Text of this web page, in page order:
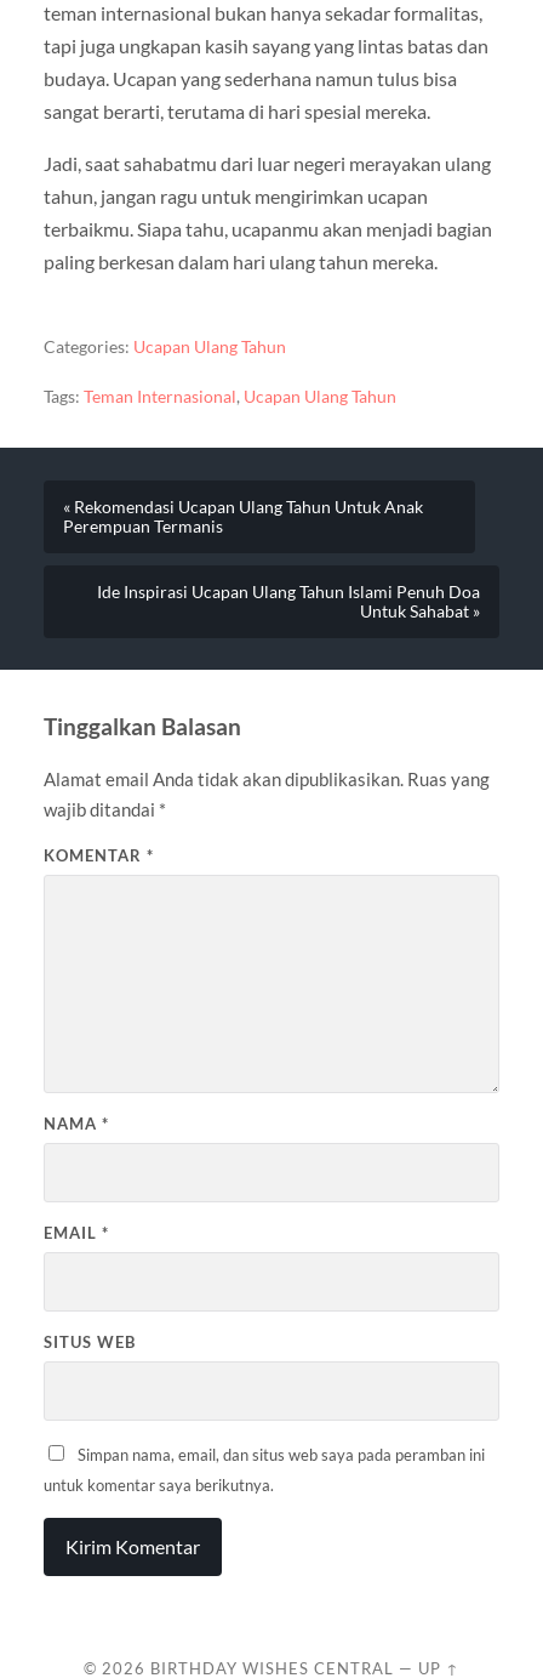
teman internasional bukan hanya sekadar formalitas,
tapi juga ungkapan kasih sayang yang lintas batas dan
budaya. Ucapan yang sederhana namun tulus bisa
sangat berarti, terutama di hari spesial mereka.
Jadi, saat sahabatmu dari luar negeri merayakan ulang
tahun, jangan ragu untuk mengirimkan ucapan
terbaikmu. Siapa tahu, ucapanmu akan menjadi bagian
paling berkesan dalam hari ulang tahun mereka.
Categories: Ucapan Ulang Tahun
Tags: Teman Internasional, Ucapan Ulang Tahun
« Rekomendasi Ucapan Ulang Tahun Untuk Anak
Perempuan Termanis
Ide Inspirasi Ucapan Ulang Tahun Islami Penuh Doa
Untuk Sahabat »
Tinggalkan Balasan
Alamat email Anda tidak akan dipublikasikan. Ruas yang
wajib ditandai *
KOMENTAR *
NAMA *
EMAIL *
SITUS WEB
Simpan nama, email, dan situs web saya pada peramban ini
untuk komentar saya berikutnya.
© 2026 BIRTHDAY WISHES CENTRAL — UP ↑